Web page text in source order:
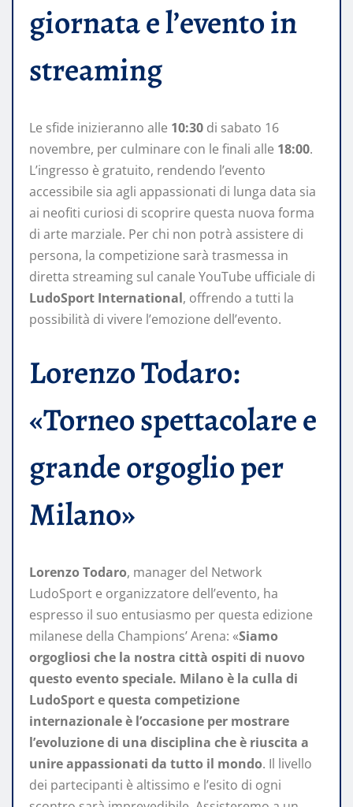
giornata e l’evento in
streaming
Le sfide inizieranno alle 10:30 di sabato 16
novembre, per culminare con le finali alle 18:00.
L’ingresso è gratuito, rendendo l’evento
accessibile sia agli appassionati di lunga data sia
ai neofiti curiosi di scoprire questa nuova forma
di arte marziale. Per chi non potrà assistere di
persona, la competizione sarà trasmessa in
diretta streaming sul canale YouTube ufficiale di
LudoSport International, offrendo a tutti la
possibilità di vivere l’emozione dell’evento.
Lorenzo Todaro:
«Torneo spettacolare e
grande orgoglio per
Milano»
Lorenzo Todaro, manager del Network
LudoSport e organizzatore dell’evento, ha
espresso il suo entusiasmo per questa edizione
milanese della Champions’ Arena: «Siamo
orgogliosi che la nostra città ospiti di nuovo
questo evento speciale. Milano è la culla di
LudoSport e questa competizione
internazionale è l’occasione per mostrare
l’evoluzione di una disciplina che è riuscita a
unire appassionati da tutto il mondo. Il livello
dei partecipanti è altissimo e l’esito di ogni